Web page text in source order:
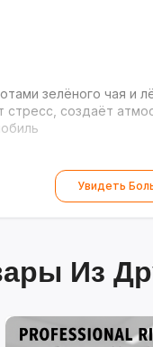
зелёного чая и
стресс, создаёт
Увидеть
Из